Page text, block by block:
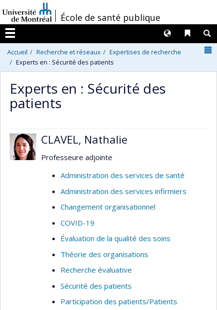
au
contenu
/École de santé publique
Menu
Liens
Langues
Accueil Recherche et réseaux
Expertises de recherche
Experts en : Sécurité des patients
Experts en : Sécurité des
patients
CLAVEL, Nathalie
Professeure adjointe
Administration des services de santé
Administration des services infirmiers
Changement organisationnel
COVID-19
Évaluation de la qualité des soins
Théorie des organisations
Recherche évaluative
Sécurité des patients
Participation des patients/Patients